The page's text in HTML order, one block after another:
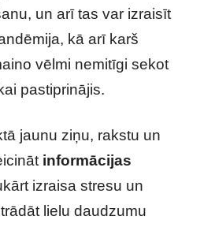
un arī tas var izraisīt
kā arī karš
vēlmi nemitīgi sekot
pastiprinājis.
jaunu ziņu, rakstu un
informācijas
izraisa stresu un
lielu daudzumu